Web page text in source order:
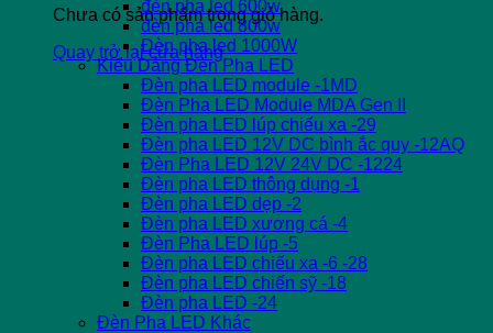
Chưa có sản phẩm trong giỏ hàng.
Quay trở lại cửa hàng
đèn pha led 600w
đèn pha led 800w
Đèn pha led 1000W
Kiểu Dáng Đèn Pha LED
Đèn pha LED module -1MD
Đèn Pha LED Module MDA Gen II
Đèn pha LED lúp chiếu xa -29
Đèn pha LED 12V DC bình ắc quy -12AQ
Đèn Pha LED 12V 24V DC -1224
Đèn pha LED thông dụng -1
Đèn pha LED dẹp -2
Đèn pha LED xương cá -4
Đèn Pha LED lúp -5
Đèn pha LED chiếu xa -6 -28
Đèn pha LED chiến sỹ -18
Đèn pha LED -24
Đèn Pha LED Khác